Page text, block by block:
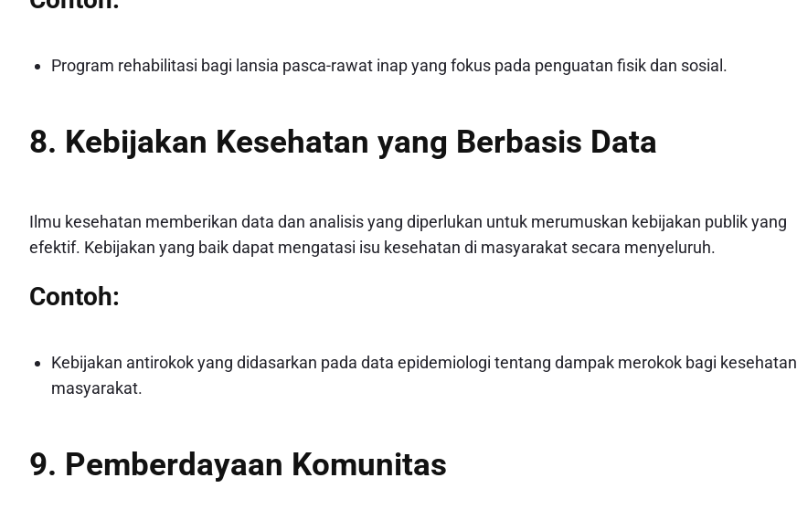
Program rehabilitasi bagi lansia pasca-rawat inap yang fokus pada penguatan fisik dan sosial.
8. Kebijakan Kesehatan yang Berbasis Data
Ilmu kesehatan memberikan data dan analisis yang diperlukan untuk merumuskan kebijakan publik yang
efektif. Kebijakan yang baik dapat mengatasi isu kesehatan di masyarakat secara menyeluruh.
Contoh:
Kebijakan antirokok yang didasarkan pada data epidemiologi tentang dampak merokok bagi kesehatan
masyarakat.
9. Pemberdayaan Komunitas